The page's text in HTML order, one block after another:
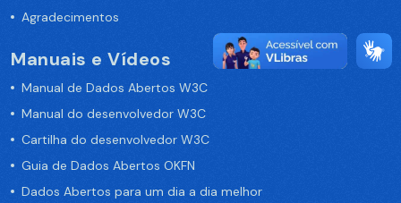
Agradecimentos
Manuais e Vídeos
Manual de Dados Abertos W3C
Manual do desenvolvedor W3C
Cartilha do desenvolvedor W3C
Guia de Dados Abertos OKFN
Dados Abertos para um dia a dia melhor